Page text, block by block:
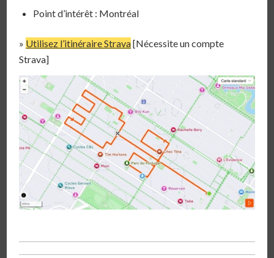
Point d’intérêt : Montréal
» Utilisez l’itinéraire Strava[Nécessite un compte
Strava]